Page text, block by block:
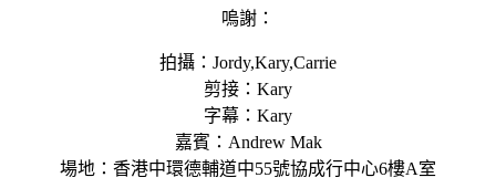
嗚謝：
拍攝：Jordy,Kary,Carrie
剪接：Kary
字幕：Kary
嘉賓：Andrew Mak
場地：香港中環德輔道中55號協成行中心6樓A室